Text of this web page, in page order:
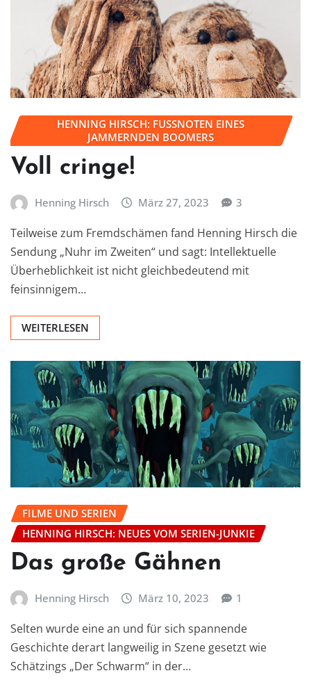
HENNING HIRSCH: FUSSNOTEN EINES J
AMMERNDEN BOOMERS
Voll cringe!
Henning Hirsch März 27, 2023 3
Teilweise zum Fremdschämen fand Henning Hirsch die
Sendung „Nuhr im Zweiten“ und sagt: Intellektuelle
Überheblichkeit ist nicht gleichbedeutend mit
feinsinnigem…
WEITERLESEN
FILME UND SERIEN
HENNING HIRSCH: NEUES VOM SERIEN-JUNKIE
Das große Gähnen
Henning Hirsch März 10, 2023 1
Selten wurde eine an und für sich spannende
Geschichte derart langweilig in Szene gesetzt wie
Schätzings „Der Schwarm“ in der…